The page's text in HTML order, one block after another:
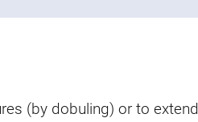
(by dobuling) or to extend